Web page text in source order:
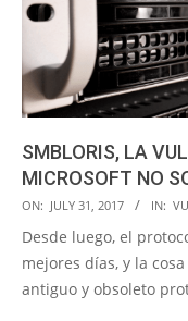
SMBLORIS, LA
MICROSOFT NO
2017-
07-
31
ON: JULY 31, 2017 IN:
Desde luego, el
mejores días, y la
antiguo y obsoleto